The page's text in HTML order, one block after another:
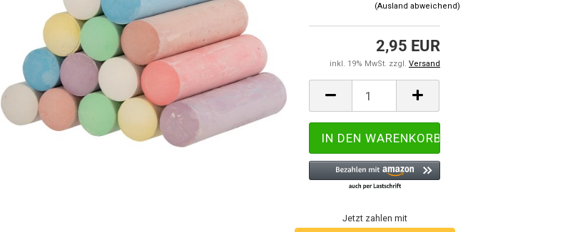
(Ausland abweichend)
2,95 EUR
inkl. 19% MwSt. zzgl. Versand
Jetzt zahlen mit